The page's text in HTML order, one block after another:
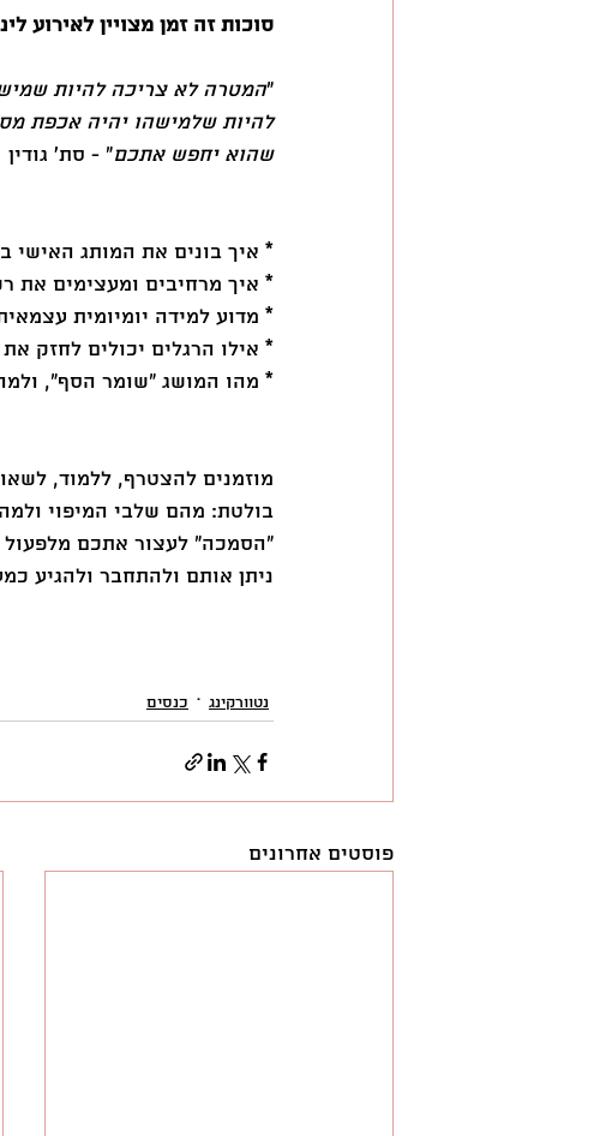
סוכות זה זמן מצויין לאירוע
״המטרה לא צריכה להיות
להיות שלמישהו יהיה אכפת
שהוא יחפש אתכם״ - סת׳ גודין
* איך בונים את המותג האישי
* איך מרחיבים ומעצימים את
* מדוע למידה יומיומית
* אילו הרגלים יכולים לחזק
* מהו המושג ״שומר הסף״,
מוזמנים להצטרף, ללמוד,
בולטת: מהם שלבי המיפוי
״הסמכה״ לעצור אתכם
ניתן אותם ולהתחבר ולהגיע
נטוורקינג
כנסים
פוסטים אחרונים